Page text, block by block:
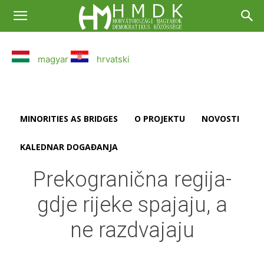
magyar hrvatski
MINORITIES AS BRIDGES O PROJEKTU NOVOSTI
KALEDNAR DOGAĐANJA
Prekogranična regija-
gdje rijeke spajaju, a
ne razdvajaju